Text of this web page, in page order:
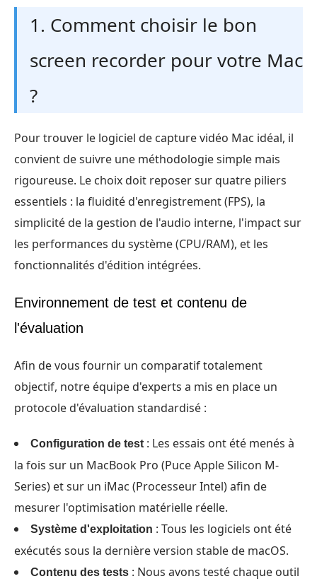
1. Comment choisir le bon
screen recorder pour votre Mac
?
Pour trouver le logiciel de capture vidéo Mac idéal, il
convient de suivre une méthodologie simple mais
rigoureuse. Le choix doit reposer sur quatre piliers
essentiels : la fluidité d'enregistrement (FPS), la
simplicité de la gestion de l'audio interne, l'impact sur
les performances du système (CPU/RAM), et les
fonctionnalités d'édition intégrées.
Environnement de test et contenu de
l'évaluation
Afin de vous fournir un comparatif totalement
objectif, notre équipe d'experts a mis en place un
protocole d'évaluation standardisé :
Configuration de test : Les essais ont été menés à
la fois sur un MacBook Pro (Puce Apple Silicon M-
Series) et sur un iMac (Processeur Intel) afin de
mesurer l'optimisation matérielle réelle.
Système d'exploitation : Tous les logiciels ont été
exécutés sous la dernière version stable de macOS.
Contenu des tests : Nous avons testé chaque outil